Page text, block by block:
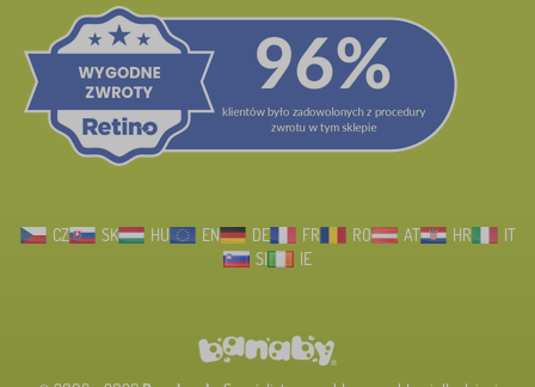
CZ SK HU EN DE FR RO AT HR
IT
SI
IE